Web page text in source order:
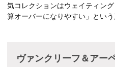
気コレクションはウェイティン
算オーバーになりやすい」という
ヴァンクリーフ＆アー